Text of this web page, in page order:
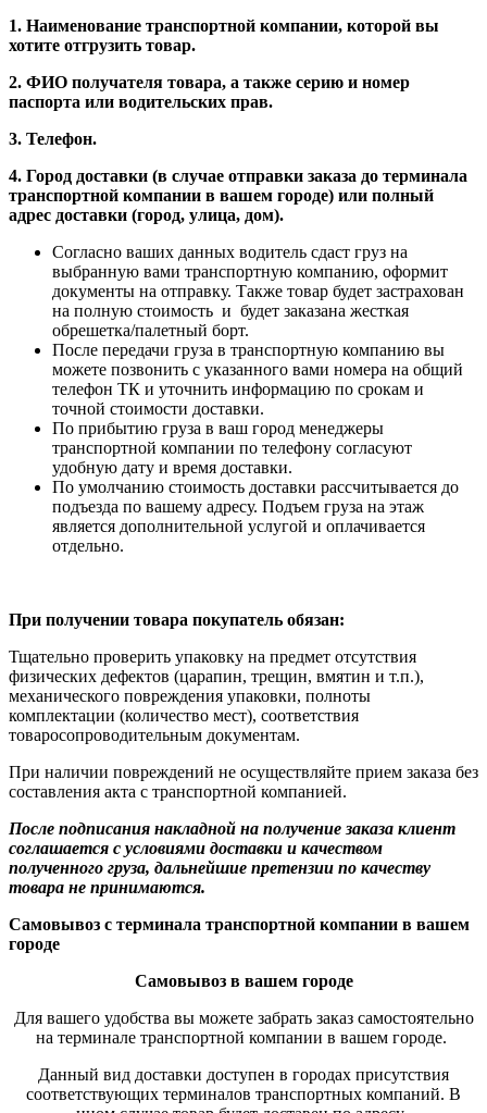
1. Наименование транспортной компании, которой вы
хотите отгрузить товар.
2. ФИО получателя товара, а также серию и номер
паспорта или водительских прав.
3. Телефон.
4. Город доставки (в случае отправки заказа до терминала
транспортной компании в вашем городе) или полный
адрес доставки (город, улица, дом).
Согласно ваших данных водитель сдаст груз на
выбранную вами транспортную компанию, оформит
документы на отправку. Также товар будет застрахован
на полную стоимость и будет заказана жесткая
обрешетка/палетный борт.
После передачи груза в транспортную компанию вы
можете позвонить с указанного вами номера на общий
телефон ТК и уточнить информацию по срокам и
точной стоимости доставки.
По прибытию груза в ваш город менеджеры
транспортной компании по телефону согласуют
удобную дату и время доставки.
По умолчанию стоимость доставки рассчитывается до
подъезда по вашему адресу. Подъем груза на этаж
является дополнительной услугой и оплачивается
отдельно.
При получении товара покупатель обязан:
Тщательно проверить упаковку на предмет отсутствия
физических дефектов (царапин, трещин, вмятин и т.п.),
механического повреждения упаковки, полноты
комплектации (количество мест), соответствия
товаросопроводительным документам.
При наличии повреждений не осуществляйте прием заказа без
составления акта с транспортной компанией.
После подписания накладной на получение заказа клиент
соглашается с условиями доставки и качеством
полученного груза, дальнейшие претензии по качеству
товара не принимаются.
Самовывоз с терминала транспортной компании в вашем
городе
Самовывоз в вашем городе
Для вашего удобства вы можете забрать заказ самостоятельно
на терминале транспортной компании в вашем городе.
Данный вид доставки доступен в городах присутствия
соответствующих терминалов транспортных компаний. В